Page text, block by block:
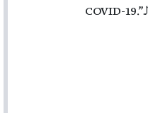
COVID-19.”